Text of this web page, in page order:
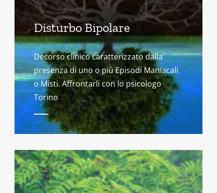
Disturbo Bipolare
Decorso clinico caratterizzato dalla
presenza di uno o più Episodi Maniacali
o Misti. Affrontarli con lo psicologo
Torino